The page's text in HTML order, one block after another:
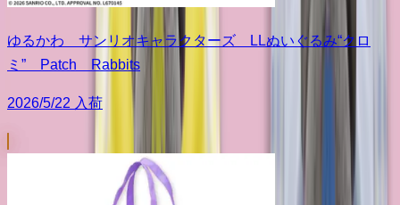
ゆるかわ サンリオキャラクターズ LLぬいぐるみ“クロ
ミ” Patch Rabbits
2026/5/22 入荷